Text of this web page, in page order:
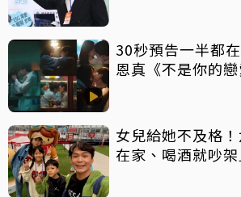
30秒預告一半都
恩真《不是你的
女兒給她不及格
在家、喝酒就吵架